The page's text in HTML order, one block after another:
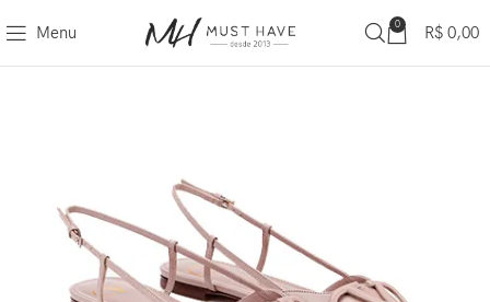
Menu 0 R$ 0,00